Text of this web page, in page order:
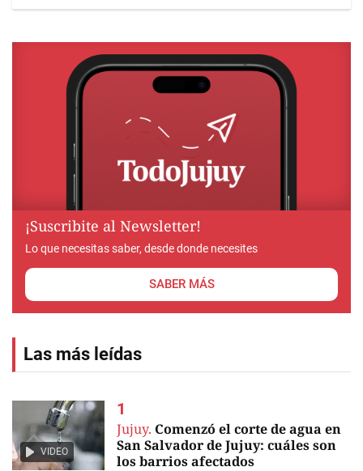
¡Suscribite al Newsletter!
Lo que necesitas saber, desde donde necesites
SABER MÁS
Las más leídas
VIDEO
Jujuy. Comenzó el corte de agua en
San Salvador de Jujuy: cuáles son
los barrios afectados